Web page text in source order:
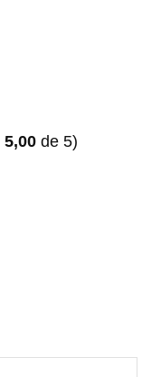
5,00de 5)